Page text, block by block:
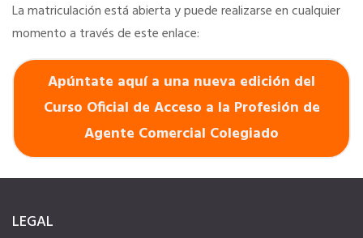
La matriculación está abierta y puede realizarse en cualquier
momento a través de este enlace:
Apúntate aquí a una nueva edición del
Curso Oficial de Acceso a la Profesión de
Agente Comercial Colegiado
LEGAL